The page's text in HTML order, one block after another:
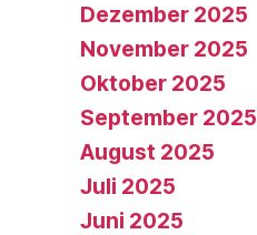
Dezember 2025
November 2025
Oktober 2025
September 2025
August 2025
Juli 2025
Juni 2025